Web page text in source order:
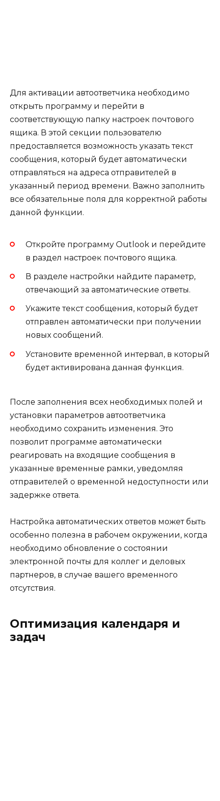
Для активации автоответчика необходимо
открыть программу и перейти в
соответствующую папку настроек почтового
ящика. В этой секции пользователю
предоставляется возможность указать текст
сообщения, который будет автоматически
отправляться на адреса отправителей в
указанный период времени. Важно заполнить
все обязательные поля для корректной работы
данной функции.
Откройте программу Outlook и перейдите
в раздел настроек почтового ящика.
В разделе настройки найдите параметр,
отвечающий за автоматические ответы.
Укажите текст сообщения, который будет
отправлен автоматически при получении
новых сообщений.
Установите временной интервал, в который
будет активирована данная функция.
После заполнения всех необходимых полей и
установки параметров автоответчика
необходимо сохранить изменения. Это
позволит программе автоматически
реагировать на входящие сообщения в
указанные временные рамки, уведомляя
отправителей о временной недоступности или
задержке ответа.
Настройка автоматических ответов может быть
особенно полезна в рабочем окружении, когда
необходимо обновление о состоянии
электронной почты для коллег и деловых
партнеров, в случае вашего временного
отсутствия.
Оптимизация календаря и
задач